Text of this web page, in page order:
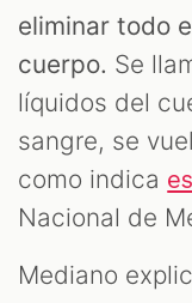
eliminar todo
cuerpo. Se
líquidos del
sangre, se
como indica
Nacional de
Mediano